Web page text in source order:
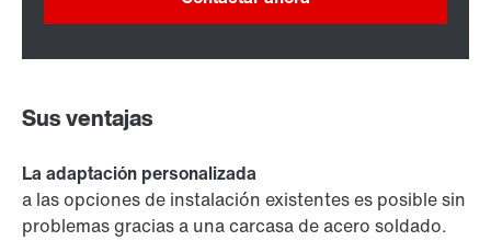
Sus ventajas
La adaptación personalizada
a las opciones de instalación existentes es posible sin
problemas gracias a una carcasa de acero soldado.